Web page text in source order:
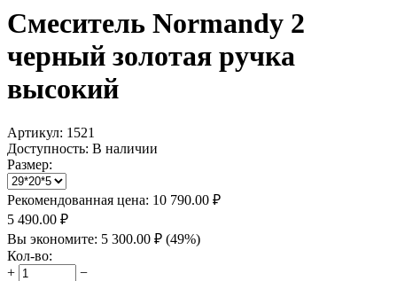
Смеситель Normandy 2
черный золотая ручка
высокий
Артикул: 1521
Доступность: В наличии
Размер:
Рекомендованная цена: 10 790.00 ₽
5 490.00 ₽
Вы экономите: 5 300.00 ₽ (49%)
Кол-во:
+
−